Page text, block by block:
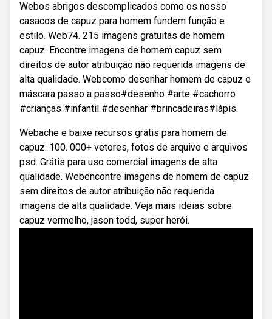
Webos abrigos descomplicados como os nosso
casacos de capuz para homem fundem função e
estilo. Web74. 215 imagens gratuitas de homem
capuz. Encontre imagens de homem capuz sem
direitos de autor atribuição não requerida imagens de
alta qualidade. Webcomo desenhar homem de capuz e
máscara passo a passo#desenho #arte #cachorro
#crianças #infantil #desenhar #brincadeiras#lápis.
Webache e baixe recursos grátis para homem de
capuz. 100. 000+ vetores, fotos de arquivo e arquivos
psd. Grátis para uso comercial imagens de alta
qualidade. Webencontre imagens de homem de capuz
sem direitos de autor atribuição não requerida
imagens de alta qualidade. Veja mais ideias sobre
capuz vermelho, jason todd, super herói.